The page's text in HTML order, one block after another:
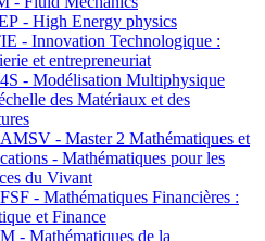
- High Energy physics
- Innovation Technologique :
et entrepreneuriat
- Modélisation Multiphysique
des Matériaux et des
- Master 2 Mathématiques et
- Mathématiques pour les
du Vivant
- Mathématiques Financières :
et Finance
- Mathématiques de la